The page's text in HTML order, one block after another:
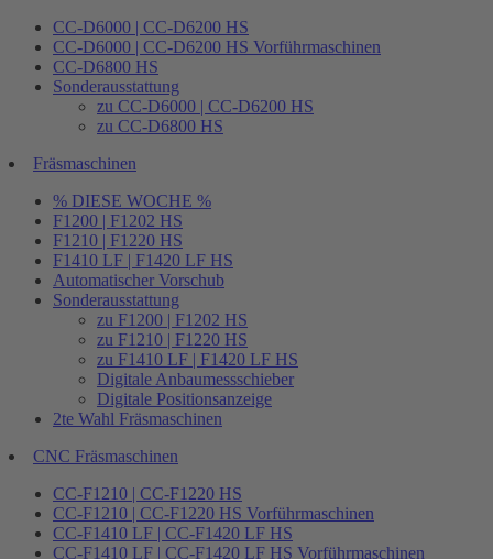
CC-D6000 | CC-D6200 HS
CC-D6000 | CC-D6200 HS Vorführmaschinen
CC-D6800 HS
Sonderausstattung
zu CC-D6000 | CC-D6200 HS
zu CC-D6800 HS
Fräsmaschinen
% DIESE WOCHE %
F1200 | F1202 HS
F1210 | F1220 HS
F1410 LF | F1420 LF HS
Automatischer Vorschub
Sonderausstattung
zu F1200 | F1202 HS
zu F1210 | F1220 HS
zu F1410 LF | F1420 LF HS
Digitale Anbaumessschieber
Digitale Positionsanzeige
2te Wahl Fräsmaschinen
CNC Fräsmaschinen
CC-F1210 | CC-F1220 HS
CC-F1210 | CC-F1220 HS Vorführmaschinen
CC-F1410 LF | CC-F1420 LF HS
CC-F1410 LF | CC-F1420 LF HS Vorführmaschinen